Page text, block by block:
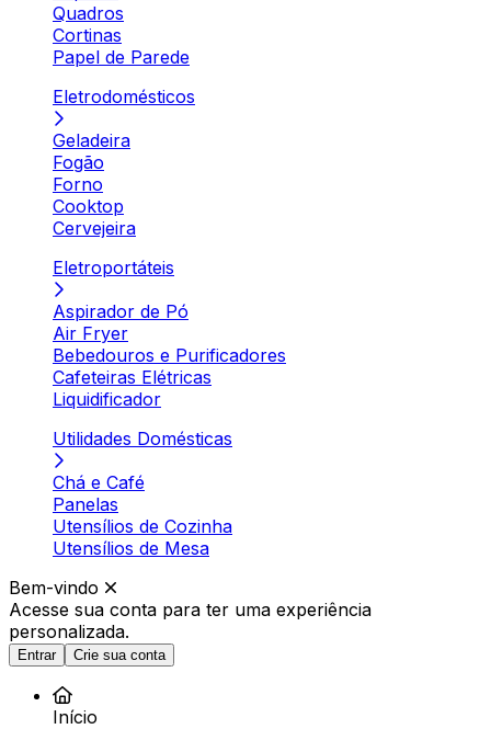
Quadros
Cortinas
Papel de Parede
Eletrodomésticos
Geladeira
Fogão
Forno
Cooktop
Cervejeira
Eletroportáteis
Aspirador de Pó
Air Fryer
Bebedouros e Purificadores
Cafeteiras Elétricas
Liquidificador
Utilidades Domésticas
Chá e Café
Panelas
Utensílios de Cozinha
Utensílios de Mesa
Bem-vindo
Acesse sua conta para ter uma experiência
personalizada.
Entrar Crie sua conta
Início